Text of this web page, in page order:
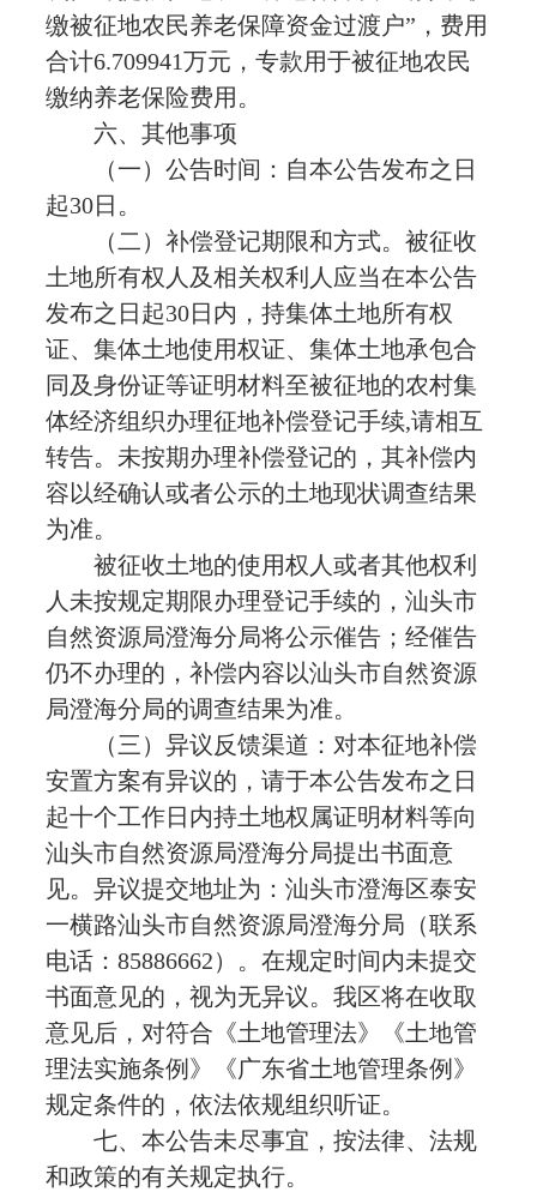
缴被征地农民养老保障资金过渡户”，费用
合计6.709941万元，专款用于被征地农民
缴纳养老保险费用。
六、其他事项
（一）公告时间：自本公告发布之日
起30日。
（二）补偿登记期限和方式。被征收
土地所有权人及相关权利人应当在本公告
发布之日起30日内，持集体土地所有权
证、集体土地使用权证、集体土地承包合
同及身份证等证明材料至被征地的农村集
体经济组织办理征地补偿登记手续,请相互
转告。未按期办理补偿登记的，其补偿内
容以经确认或者公示的土地现状调查结果
为准。
被征收土地的使用权人或者其他权利
人未按规定期限办理登记手续的，汕头市
自然资源局澄海分局将公示催告；经催告
仍不办理的，补偿内容以汕头市自然资源
局澄海分局的调查结果为准。
（三）异议反馈渠道：对本征地补偿
安置方案有异议的，请于本公告发布之日
起十个工作日内持土地权属证明材料等向
汕头市自然资源局澄海分局提出书面意
见。异议提交地址为：汕头市澄海区泰安
一横路汕头市自然资源局澄海分局（联系
电话：85886662）。在规定时间内未提交
书面意见的，视为无异议。我区将在收取
意见后，对符合《土地管理法》《土地管
理法实施条例》《广东省土地管理条例》
规定条件的，依法依规组织听证。
七、本公告未尽事宜，按法律、法规
和政策的有关规定执行。